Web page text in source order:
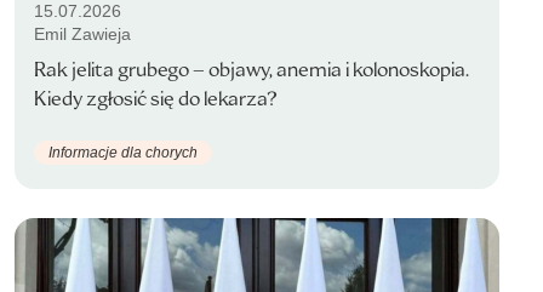
15.07.2026
Emil Zawieja
Rak jelita grubego – objawy, anemia i kolonoskopia.
Kiedy zgłosić się do lekarza?
Informacje dla chorych